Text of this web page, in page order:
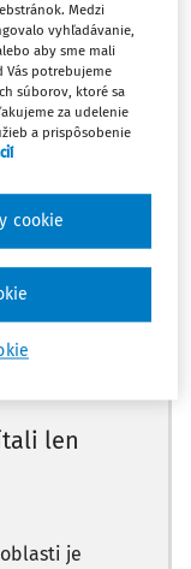
podľa ust. § 49
hodnoty v z. n.
na riadku 24,
výkazu
len
je
Medzi
vyhľadávanie,
aby sme mali
potrebujeme
súborov, ktoré sa
za udelenie
a prispôsobenie
cookie